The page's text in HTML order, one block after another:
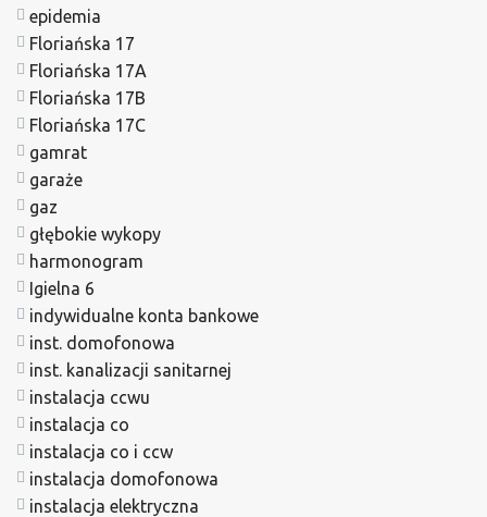
epidemia
Floriańska 17
Floriańska 17A
Floriańska 17B
Floriańska 17C
gamrat
garaże
gaz
głębokie wykopy
harmonogram
Igielna 6
indywidualne konta bankowe
inst. domofonowa
inst. kanalizacji sanitarnej
instalacja ccwu
instalacja co
instalacja co i ccw
instalacja domofonowa
instalacja elektryczna